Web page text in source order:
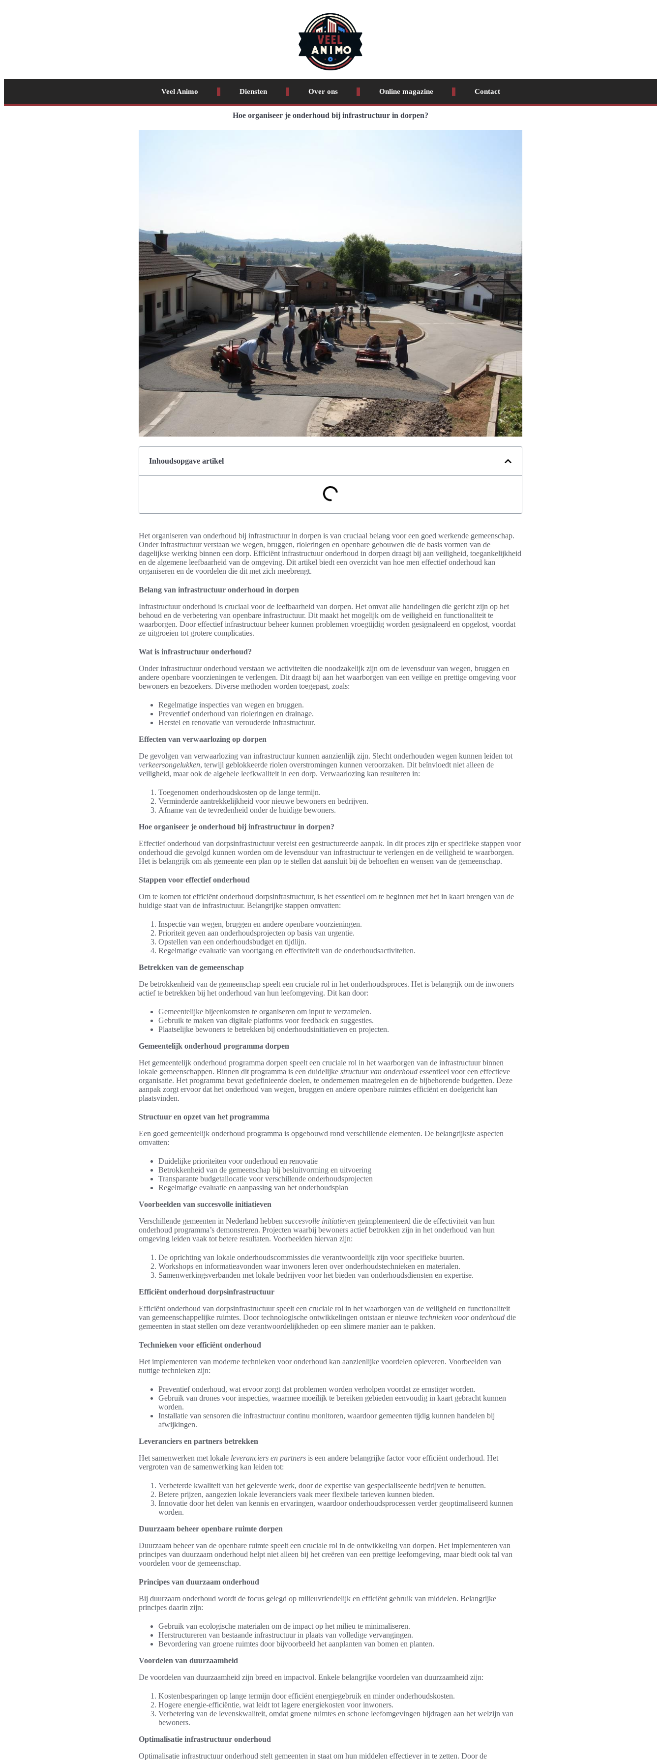
Veel Animo Diensten Over ons Online magazine Contact
Hoe organiseer je onderhoud bij infrastructuur in dorpen?
Inhoudsopgave artikel
Het organiseren van onderhoud bij infrastructuur in dorpen is van cruciaal belang voor een goed werkende gemeenschap.
Onder infrastructuur verstaan we wegen, bruggen, rioleringen en openbare gebouwen die de basis vormen van de
dagelijkse werking binnen een dorp. Efficiënt infrastructuur onderhoud in dorpen draagt bij aan veiligheid, toegankelijkheid
en de algemene leefbaarheid van de omgeving. Dit artikel biedt een overzicht van hoe men effectief onderhoud kan
organiseren en de voordelen die dit met zich meebrengt.
Belang van infrastructuur onderhoud in dorpen
Infrastructuur onderhoud is cruciaal voor de leefbaarheid van dorpen. Het omvat alle handelingen die gericht zijn op het
behoud en de verbetering van openbare infrastructuur. Dit maakt het mogelijk om de veiligheid en functionaliteit te
waarborgen. Door effectief infrastructuur beheer kunnen problemen vroegtijdig worden gesignaleerd en opgelost, voordat
ze uitgroeien tot grotere complicaties.
Wat is infrastructuur onderhoud?
Onder infrastructuur onderhoud verstaan we activiteiten die noodzakelijk zijn om de levensduur van wegen, bruggen en
andere openbare voorzieningen te verlengen. Dit draagt bij aan het waarborgen van een veilige en prettige omgeving voor
bewoners en bezoekers. Diverse methoden worden toegepast, zoals:
Regelmatige inspecties van wegen en bruggen.
Preventief onderhoud van rioleringen en drainage.
Herstel en renovatie van verouderde infrastructuur.
Effecten van verwaarlozing op dorpen
De gevolgen van verwaarlozing van infrastructuur kunnen aanzienlijk zijn. Slecht onderhouden wegen kunnen leiden tot
verkeersongelukken, terwijl geblokkeerde riolen overstromingen kunnen veroorzaken. Dit beïnvloedt niet alleen de
veiligheid, maar ook de algehele leefkwaliteit in een dorp. Verwaarlozing kan resulteren in:
Toegenomen onderhoudskosten op de lange termijn.
Verminderde aantrekkelijkheid voor nieuwe bewoners en bedrijven.
Afname van de tevredenheid onder de huidige bewoners.
Hoe organiseer je onderhoud bij infrastructuur in dorpen?
Effectief onderhoud van dorpsinfrastructuur vereist een gestructureerde aanpak. In dit proces zijn er specifieke stappen voor
onderhoud die gevolgd kunnen worden om de levensduur van infrastructuur te verlengen en de veiligheid te waarborgen.
Het is belangrijk om als gemeente een plan op te stellen dat aansluit bij de behoeften en wensen van de gemeenschap.
Stappen voor effectief onderhoud
Om te komen tot efficiënt onderhoud dorpsinfrastructuur, is het essentieel om te beginnen met het in kaart brengen van de
huidige staat van de infrastructuur. Belangrijke stappen omvatten:
Inspectie van wegen, bruggen en andere openbare voorzieningen.
Prioriteit geven aan onderhoudsprojecten op basis van urgentie.
Opstellen van een onderhoudsbudget en tijdlijn.
Regelmatige evaluatie van voortgang en effectiviteit van de onderhoudsactiviteiten.
Betrekken van de gemeenschap
De betrokkenheid van de gemeenschap speelt een cruciale rol in het onderhoudsproces. Het is belangrijk om de inwoners
actief te betrekken bij het onderhoud van hun leefomgeving. Dit kan door:
Gemeentelijke bijeenkomsten te organiseren om input te verzamelen.
Gebruik te maken van digitale platforms voor feedback en suggesties.
Plaatselijke bewoners te betrekken bij onderhoudsinitiatieven en projecten.
Gemeentelijk onderhoud programma dorpen
Het gemeentelijk onderhoud programma dorpen speelt een cruciale rol in het waarborgen van de infrastructuur binnen
lokale gemeenschappen. Binnen dit programma is een duidelijke structuur van onderhoud essentieel voor een effectieve
organisatie. Het programma bevat gedefinieerde doelen, te ondernemen maatregelen en de bijbehorende budgetten. Deze
aanpak zorgt ervoor dat het onderhoud van wegen, bruggen en andere openbare ruimtes efficiënt en doelgericht kan
plaatsvinden.
Structuur en opzet van het programma
Een goed gemeentelijk onderhoud programma is opgebouwd rond verschillende elementen. De belangrijkste aspecten
omvatten:
Duidelijke prioriteiten voor onderhoud en renovatie
Betrokkenheid van de gemeenschap bij besluitvorming en uitvoering
Transparante budgetallocatie voor verschillende onderhoudsprojecten
Regelmatige evaluatie en aanpassing van het onderhoudsplan
Voorbeelden van succesvolle initiatieven
Verschillende gemeenten in Nederland hebben succesvolle initiatieven geïmplementeerd die de effectiviteit van hun
onderhoud programma’s demonstreren. Projecten waarbij bewoners actief betrokken zijn in het onderhoud van hun
omgeving leiden vaak tot betere resultaten. Voorbeelden hiervan zijn:
De oprichting van lokale onderhoudscommissies die verantwoordelijk zijn voor specifieke buurten.
Workshops en informatieavonden waar inwoners leren over onderhoudstechnieken en materialen.
Samenwerkingsverbanden met lokale bedrijven voor het bieden van onderhoudsdiensten en expertise.
Efficiënt onderhoud dorpsinfrastructuur
Efficiënt onderhoud van dorpsinfrastructuur speelt een cruciale rol in het waarborgen van de veiligheid en functionaliteit
van gemeenschappelijke ruimtes. Door technologische ontwikkelingen ontstaan er nieuwe technieken voor onderhoud die
gemeenten in staat stellen om deze verantwoordelijkheden op een slimere manier aan te pakken.
Technieken voor efficiënt onderhoud
Het implementeren van moderne technieken voor onderhoud kan aanzienlijke voordelen opleveren. Voorbeelden van
nuttige technieken zijn:
Preventief onderhoud, wat ervoor zorgt dat problemen worden verholpen voordat ze ernstiger worden.
Gebruik van drones voor inspecties, waarmee moeilijk te bereiken gebieden eenvoudig in kaart gebracht kunnen
worden.
Installatie van sensoren die infrastructuur continu monitoren, waardoor gemeenten tijdig kunnen handelen bij
afwijkingen.
Leveranciers en partners betrekken
Het samenwerken met lokale leveranciers en partners is een andere belangrijke factor voor efficiënt onderhoud. Het
vergroten van de samenwerking kan leiden tot:
Verbeterde kwaliteit van het geleverde werk, door de expertise van gespecialiseerde bedrijven te benutten.
Betere prijzen, aangezien lokale leveranciers vaak meer flexibele tarieven kunnen bieden.
Innovatie door het delen van kennis en ervaringen, waardoor onderhoudsprocessen verder geoptimaliseerd kunnen
worden.
Duurzaam beheer openbare ruimte dorpen
Duurzaam beheer van de openbare ruimte speelt een cruciale rol in de ontwikkeling van dorpen. Het implementeren van
principes van duurzaam onderhoud helpt niet alleen bij het creëren van een prettige leefomgeving, maar biedt ook tal van
voordelen voor de gemeenschap.
Principes van duurzaam onderhoud
Bij duurzaam onderhoud wordt de focus gelegd op milieuvriendelijk en efficiënt gebruik van middelen. Belangrijke
principes daarin zijn:
Gebruik van ecologische materialen om de impact op het milieu te minimaliseren.
Herstructureren van bestaande infrastructuur in plaats van volledige vervangingen.
Bevordering van groene ruimtes door bijvoorbeeld het aanplanten van bomen en planten.
Voordelen van duurzaamheid
De voordelen van duurzaamheid zijn breed en impactvol. Enkele belangrijke voordelen van duurzaamheid zijn:
Kostenbesparingen op lange termijn door efficiënt energiegebruik en minder onderhoudskosten.
Hogere energie-efficiëntie, wat leidt tot lagere energiekosten voor inwoners.
Verbetering van de levenskwaliteit, omdat groene ruimtes en schone leefomgevingen bijdragen aan het welzijn van
bewoners.
Optimalisatie infrastructuur onderhoud
Optimalisatie infrastructuur onderhoud stelt gemeenten in staat om hun middelen effectiever in te zetten. Door de